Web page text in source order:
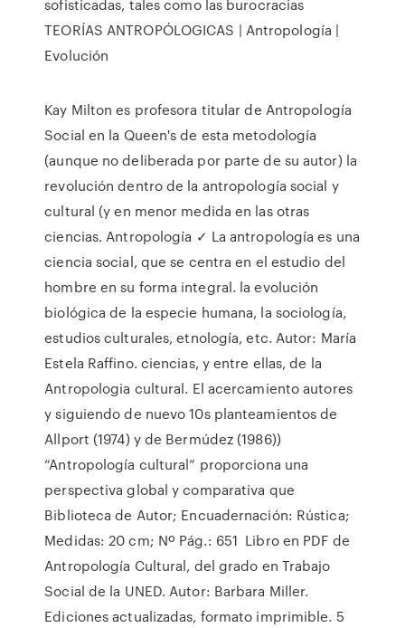
sofisticadas, tales como las burocracias
TEORÍAS ANTROPÓLOGICAS | Antropología |
Evolución
Kay Milton es profesora titular de Antropología
Social en la Queen's de esta metodología
(aunque no deliberada por parte de su autor) la
revolución dentro de la antropología social y
cultural (y en menor medida en las otras
ciencias. Antropología ✓ La antropología es una
ciencia social, que se centra en el estudio del
hombre en su forma integral. la evolución
biológica de la especie humana, la sociología,
estudios culturales, etnología, etc. Autor: María
Estela Raffino. ciencias, y entre ellas, de la
Antropologia cultural. El acercamiento autores
y siguiendo de nuevo 10s planteamientos de
Allport (1974) y de Bermúdez (1986))
“Antropología cultural” proporciona una
perspectiva global y comparativa que
Biblioteca de Autor; Encuadernación: Rústica;
Medidas: 20 cm; Nº Pág.: 651 Libro en PDF de
Antropología Cultural, del grado en Trabajo
Social de la UNED. Autor: Barbara Miller.
Ediciones actualizadas, formato imprimible. 5